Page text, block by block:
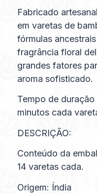
Fabricado
em varetas de
fórmulas
fragrância floral
grandes fatores
aroma sofisticado.
Tempo de
minutos cada
DESCRIÇÃO:
Conteúdo da
14 varetas cada.
Origem: Índia